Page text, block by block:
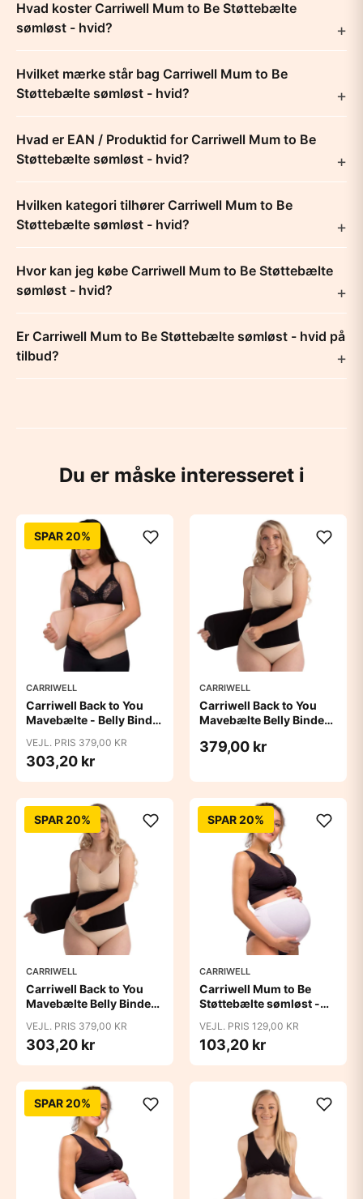
Hvad koster Carriwell Mum to Be Støttebælte
sømløst - hvid?
Hvilket mærke står bag Carriwell Mum to Be
Støttebælte sømløst - hvid?
Hvad er EAN / Produktid for Carriwell Mum to Be
Støttebælte sømløst - hvid?
Hvilken kategori tilhører Carriwell Mum to Be
Støttebælte sømløst - hvid?
Hvor kan jeg købe Carriwell Mum to Be Støttebælte
sømløst - hvid?
Er Carriwell Mum to Be Støttebælte sømløst - hvid på
tilbud?
Du er måske interesseret i
SPAR 20%
CARRIWELL
Carriwell Back to You
Mavebælte - Belly Binder
VEJL. PRIS 379,00 KR
303,20 kr
CARRIWELL
Carriwell Back to You
Mavebælte Belly Binder -
379,00 kr
SPAR 20%
CARRIWELL
Carriwell Back to You
Mavebælte Belly Binder -
VEJL. PRIS 379,00 KR
303,20 kr
SPAR 20%
CARRIWELL
Carriwell Mum to Be
Støttebælte sømløst -
VEJL. PRIS 129,00 KR
103,20 kr
SPAR 20%